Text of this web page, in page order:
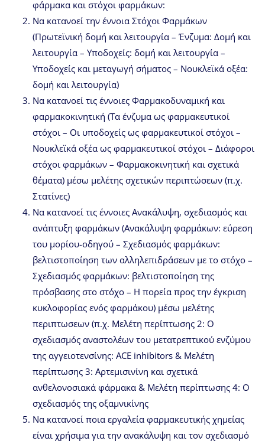
φάρμακα και στόχοι φαρμάκων:
Να κατανοεί την έννοια Στόχοι Φαρμάκων
(Πρωτεϊνική δομή και λειτουργία – Ένζυμα: Δομή και
λειτουργία – Υποδοχείς: δομή και λειτουργία –
Υποδοχείς και μεταγωγή σήματος – Νουκλεϊκά οξέα:
δομή και λειτουργία)
Να κατανοεί τις έννοιες Φαρμακοδυναμική και
φαρμακοκινητική (Τα ένζυμα ως φαρμακευτικοί
στόχοι – Οι υποδοχείς ως φαρμακευτικοί στόχοι –
Νουκλεϊκά οξέα ως φαρμακευτικοί στόχοι – Διάφοροι
στόχοι φαρμάκων – Φαρμακοκινητική και σχετικά
θέματα) μέσω μελέτης σχετικών περιπτώσεων (π.χ.
Στατίνες)
Να κατανοεί τις έννοιες Ανακάλυψη, σχεδιασμός και
ανάπτυξη φαρμάκων (Ανακάλυψη φαρμάκων: εύρεση
του μορίου-οδηγού – Σχεδιασμός φαρμάκων:
βελτιστοποίηση των αλληλεπιδράσεων με το στόχο –
Σχεδιασμός φαρμάκων: βελτιστοποίηση της
πρόσβασης στο στόχο – Η πορεία προς την έγκριση
κυκλοφορίας ενός φαρμάκου) μέσω μελέτης
περιπτωσεων (π.χ. Μελέτη περίπτωσης 2: Ο
σχεδιασμός αναστολέων του μετατρεπτικού ενζύμου
της αγγειοτενσίνης: ACE inhibitors & Μελέτη
περίπτωσης 3: Αρτεμισινίνη και σχετικά
ανθελονοσιακά φάρμακα & Μελέτη περίπτωσης 4: Ο
σχεδιασμός της οξαμνικίνης
Να κατανοεί ποια εργαλεία φαρμακευτικής χημείας
είναι χρήσιμα για την ανακάλυψη και τον σχεδιασμό